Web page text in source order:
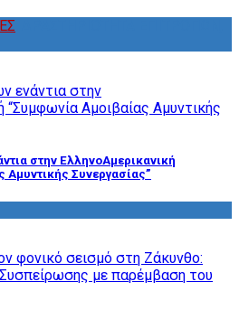
στην ΕλληνοΑμερικανική
Αμυντικής Συνεργασίας”